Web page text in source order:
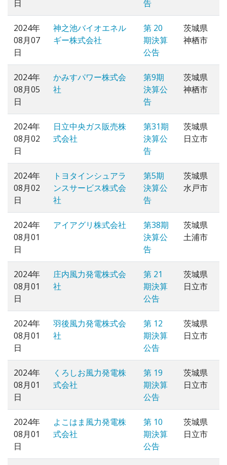
日 告
2024年
08月07
日
神之池バイオエネル
ギー株式会社
第 20
期決算
公告
茨城県
神栖市
2024年
08月05
日
かみすパワー株式会
社
第9期
決算公
告
茨城県
神栖市
2024年
08月02
日
日立中央ガス販売株
式会社
第31期
決算公
告
茨城県
日立市
2024年
08月02
日
トヨタインシュアラ
ンスサービス株式会
社
第5期
決算公
告
茨城県
水戸市
2024年
08月01
日
アイアグリ株式会社
第38期
決算公
告
茨城県
土浦市
2024年
08月01
日
庄内風力発電株式会
社
第 21
期決算
公告
茨城県
日立市
2024年
08月01
日
羽後風力発電株式会
社
第 12
期決算
公告
茨城県
日立市
2024年
08月01
日
くろしお風力発電株
式会社
第 19
期決算
公告
茨城県
日立市
2024年
08月01
日
よこはま風力発電株
式会社
第 10
期決算
公告
茨城県
日立市